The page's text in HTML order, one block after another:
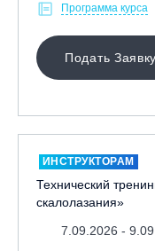
Программа курса
Подать Заявку
ИНСТРУКТОРАМ
Технический
скалолазания»
7.09.2026 -